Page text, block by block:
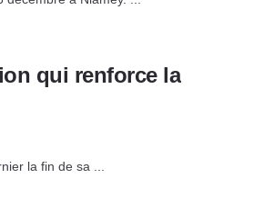
qui renforce la
la fin de sa ...